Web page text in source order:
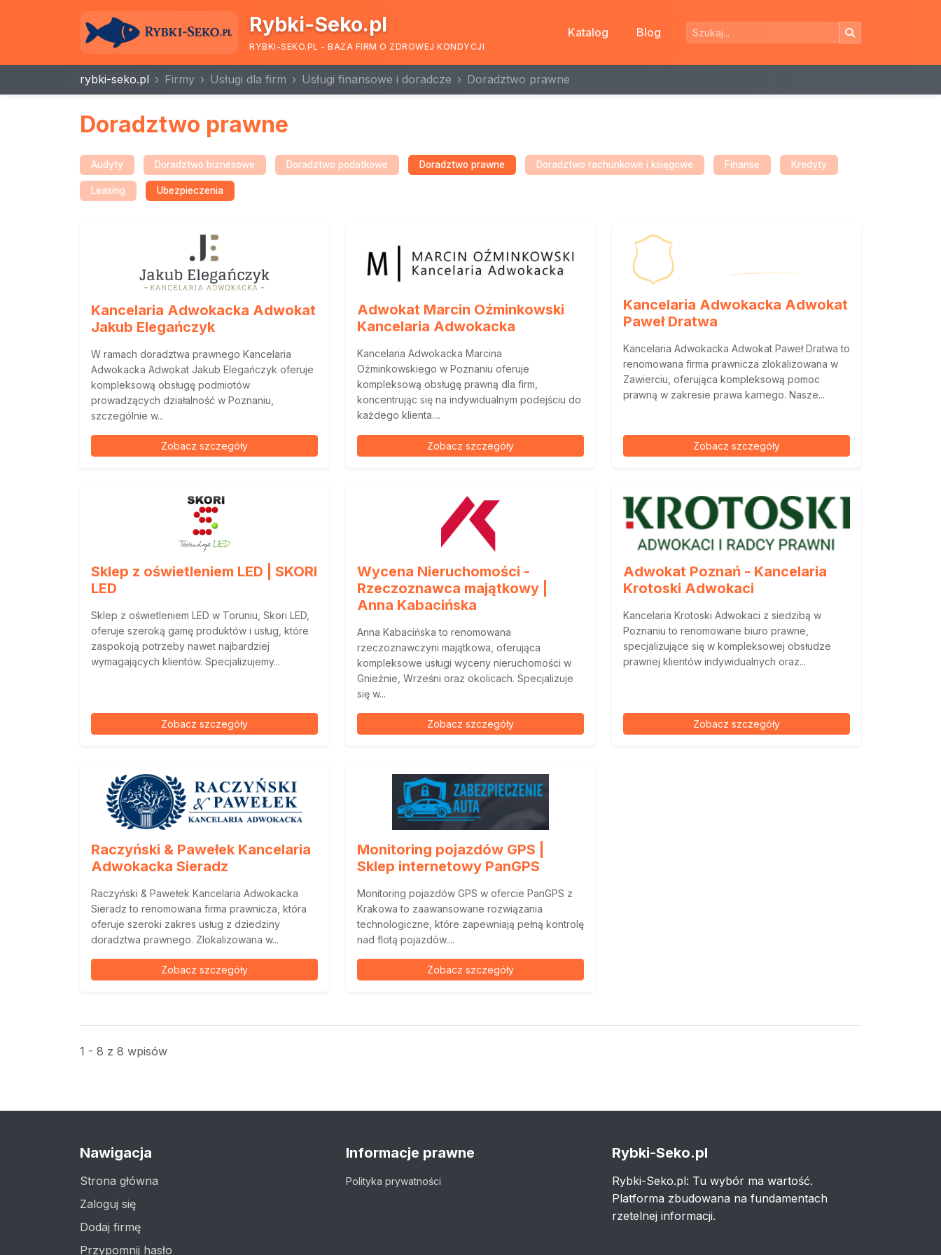
Rybki-Seko.pl
RYBKI-SEKO.PL - BAZA FIRM O ZDROWEJ KONDYCJI
Katalog Blog
rybki-seko.pl Firmy Usługi dla firm Usługi finansowe i doradcze Doradztwo prawne
Doradztwo prawne
Audyty Doradztwo biznesowe Doradztwo podatkowe Doradztwo prawne Doradztwo rachunkowe i księgowe Finanse Kredyty
Leasing Ubezpieczenia
Kancelaria Adwokacka Adwokat
Jakub Elegańczyk
W ramach doradztwa prawnego Kancelaria
Adwokacka Adwokat Jakub Elegańczyk oferuje
kompleksową obsługę podmiotów
prowadzących działalność w Poznaniu,
szczególnie w...
Zobacz szczegóły
Adwokat Marcin Oźminkowski
Kancelaria Adwokacka
Kancelaria Adwokacka Marcina
Oźminkowskiego w Poznaniu oferuje
kompleksową obsługę prawną dla firm,
koncentrując się na indywidualnym podejściu do
każdego klienta....
Zobacz szczegóły
Kancelaria Adwokacka Adwokat
Paweł Dratwa
Kancelaria Adwokacka Adwokat Paweł Dratwa to
renomowana firma prawnicza zlokalizowana w
Zawierciu, oferująca kompleksową pomoc
prawną w zakresie prawa karnego. Nasze...
Zobacz szczegóły
Sklep z oświetleniem LED | SKORI
LED
Sklep z oświetleniem LED w Toruniu, Skori LED,
oferuje szeroką gamę produktów i usług, które
zaspokoją potrzeby nawet najbardziej
wymagających klientów. Specjalizujemy...
Zobacz szczegóły
Wycena Nieruchomości -
Rzeczoznawca majątkowy |
Anna Kabacińska
Anna Kabacińska to renomowana
rzeczoznawczyni majątkowa, oferująca
kompleksowe usługi wyceny nieruchomości w
Gnieźnie, Wrześni oraz okolicach. Specjalizuje
się w...
Zobacz szczegóły
Adwokat Poznań - Kancelaria
Krotoski Adwokaci
Kancelaria Krotoski Adwokaci z siedzibą w
Poznaniu to renomowane biuro prawne,
specjalizujące się w kompleksowej obsłudze
prawnej klientów indywidualnych oraz...
Zobacz szczegóły
Raczyński & Pawełek Kancelaria
Adwokacka Sieradz
Raczyński & Pawełek Kancelaria Adwokacka
Sieradz to renomowana firma prawnicza, która
oferuje szeroki zakres usług z dziedziny
doradztwa prawnego. Zlokalizowana w...
Zobacz szczegóły
Monitoring pojazdów GPS |
Sklep internetowy PanGPS
Monitoring pojazdów GPS w ofercie PanGPS z
Krakowa to zaawansowane rozwiązania
technologiczne, które zapewniają pełną kontrolę
nad flotą pojazdów....
Zobacz szczegóły
1 - 8 z 8 wpisów
Nawigacja
Strona główna
Zaloguj się
Dodaj firmę
Przypomnij hasło
Informacje prawne
Polityka prywatności
Rybki-Seko.pl
Rybki-Seko.pl: Tu wybór ma wartość.
Platforma zbudowana na fundamentach
rzetelnej informacji.